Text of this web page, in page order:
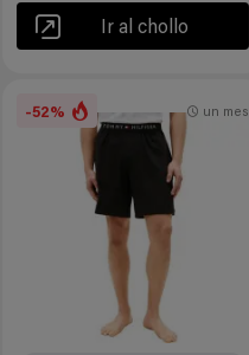
Ir al chollo
-52% un mes